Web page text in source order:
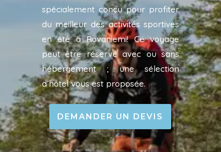
spécialement conçu pour profiter
du meilleur des activités sportives
en été à Rovaniemi! Ce voyage
peut être réservé avec ou sans
hébergement ; une sélection
d’hôtel vous est proposée.
DEMANDER UN DEVIS